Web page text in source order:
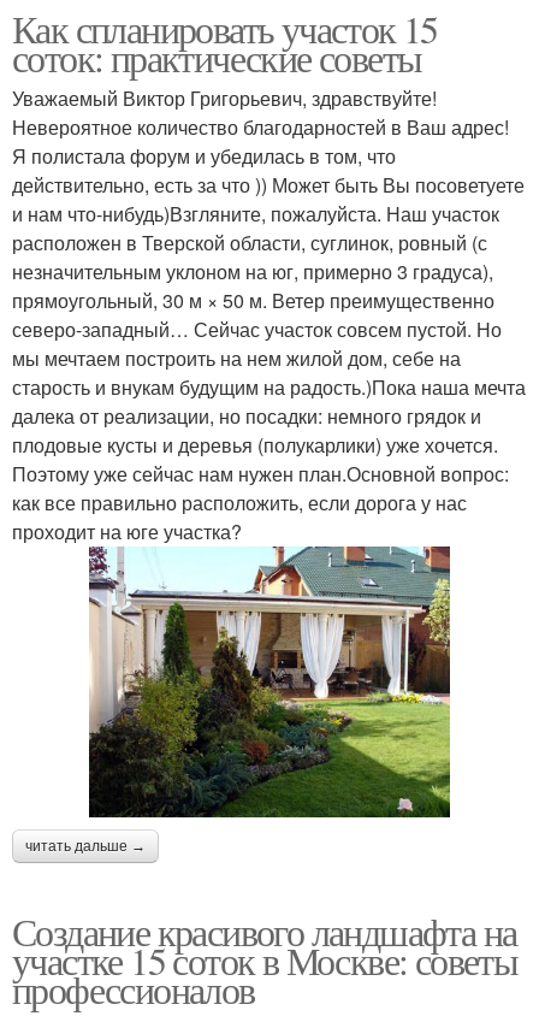
Как спланировать участок 15
соток: практические советы
Уважаемый Виктор Григорьевич, здравствуйте!
Невероятное количество благодарностей в Ваш адрес!
Я полистала форум и убедилась в том, что
действительно, есть за что )) Может быть Вы посоветуете
и нам что-нибудь)Взгляните, пожалуйста. Наш участок
расположен в Тверской области, суглинок, ровный (с
незначительным уклоном на юг, примерно 3 градуса),
прямоугольный, 30 м × 50 м. Ветер преимущественно
северо-западный… Сейчас участок совсем пустой. Но
мы мечтаем построить на нем жилой дом, себе на
старость и внукам будущим на радость.)Пока наша мечта
далека от реализации, но посадки: немного грядок и
плодовые кусты и деревья (полукарлики) уже хочется.
Поэтому уже сейчас нам нужен план.Основной вопрос:
как все правильно расположить, если дорога у нас
проходит на юге участка?
читать дальше →
Создание красивого ландшафта на
участке 15 соток в Москве: советы
профессионалов